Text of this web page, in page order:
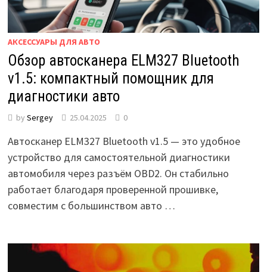
АКСЕССУАРЫ ДЛЯ АВТО
Обзор автосканера ELM327 Bluetooth
v1.5: компактный помощник для
диагностики авто
by Sergey 25.04.2025 0
Автосканер ELM327 Bluetooth v1.5 — это удобное
устройство для самостоятельной диагностики
автомобиля через разъём OBD2. Он стабильно
работает благодаря проверенной прошивке,
совместим с большинством авто …